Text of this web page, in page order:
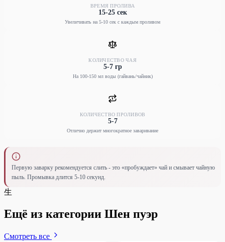
ВРЕМЯ ПРОЛИВА
15-25 сек
Увеличивать на 5-10 сек с каждым проливом
КОЛИЧЕСТВО ЧАЯ
5-7 гр
На 100-150 мл воды (гайвань/чайник)
КОЛИЧЕСТВО ПРОЛИВОВ
5-7
Отлично держит многократное заваривание
Первую заварку рекомендуется слить - это «пробуждает» чай и смывает чайную
пыль. Промывка длится 5-10 секунд.
生
Ещё из категории Шен пуэр
Смотреть все